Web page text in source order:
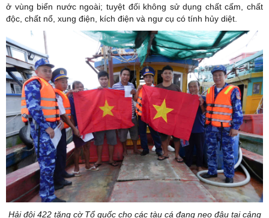
ở vùng biển nước ngoài; tuyệt đối không sử dụng chất cấm, chất
độc, chất nổ, xung điện, kích điện và ngư cụ có tính hủy diệt.
Hải đội 422 tặng cờ Tổ quốc cho các tàu cá đang neo đậu tại cảng